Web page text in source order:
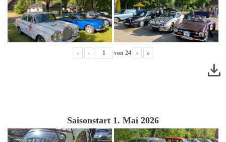
« ‹ von 24 › »
Saisonstart 1. Mai 2026